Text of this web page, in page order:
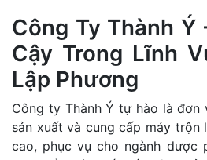
Công Ty Thành Ý
Cậy Trong Lĩnh
Lập Phương
Công ty Thành Ý tự hào là đơn
sản xuất và cung cấp máy trộn
cao, phục vụ cho ngành dược